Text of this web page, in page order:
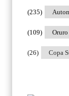
(235)
(109)
Copa
(26)